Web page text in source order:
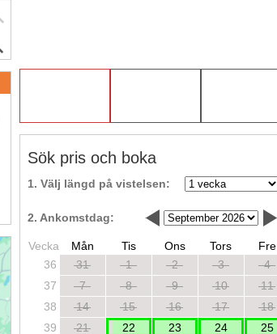
Sök pris och boka
1. Välj längd på vistelsen:
2. Ankomstdag:
Vecka Mån Tis Ons Tors Fre
36
31 1 2 3 4
37
7 8 9 10 11
38
14 15 16 17 18
39
21 22 23 24 25